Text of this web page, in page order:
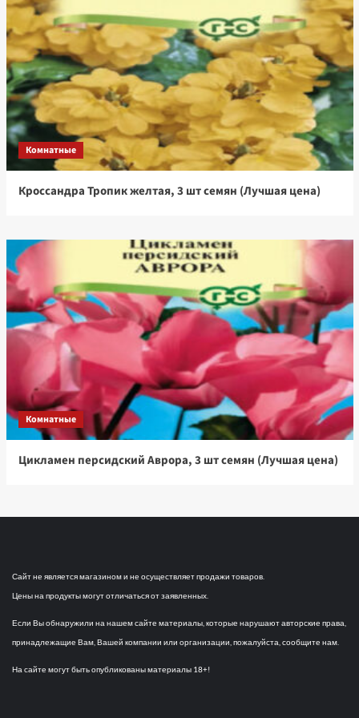
Комнатные
Кроссандра Тропик желтая, 3 шт семян (Лучшая цена)
Комнатные
Цикламен персидский Аврора, 3 шт семян (Лучшая цена)
Сайт не является магазином и не осуществляет продажи товаров.
Цены на продукты могут отличаться от заявленных.
Если Вы обнаружили на нашем сайте материалы, которые нарушают авторские права,
принадлежащие Вам, Вашей компании или организации, пожалуйста, сообщите нам.
На сайте могут быть опубликованы материалы 18+!